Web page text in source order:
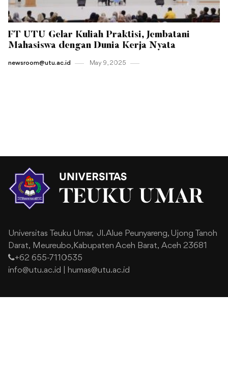
FT UTU Gelar Kuliah Praktisi, Jembatani
Mahasiswa dengan Dunia Kerja Nyata
newsroom@utu.ac.id May 9 , 2025
Universitas Teuku Umar, Jl. Alue Peunyareng, Ujong Tanoh
Darat, Meureubo,Kabupaten Aceh Barat, Aceh 23681
+62 655-7110535
info@utu.ac.id
humas@utu.ac.id